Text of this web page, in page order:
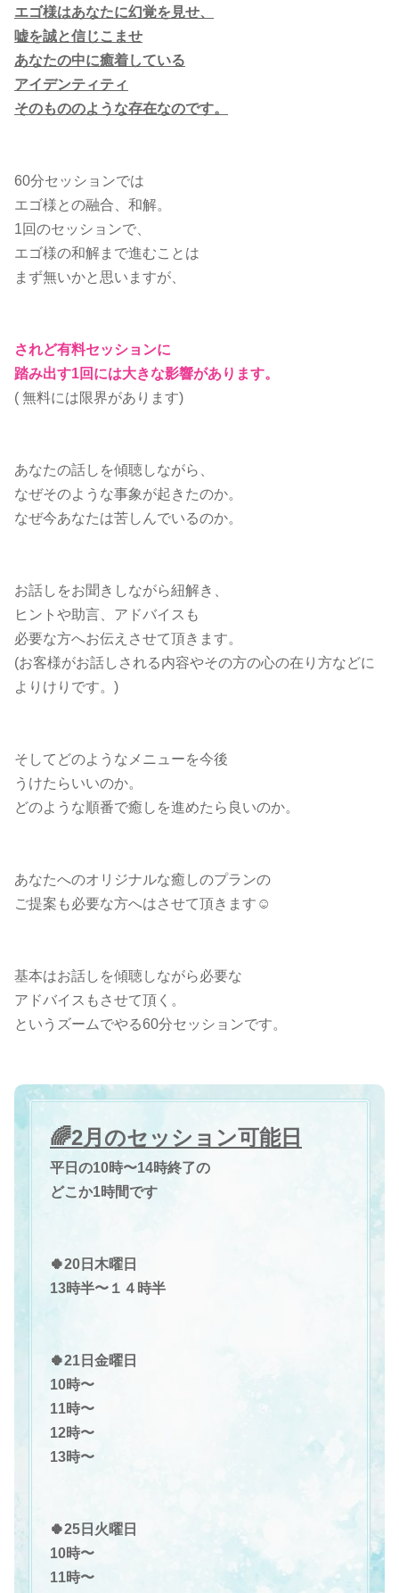
エゴ様はあなたに幻覚を見せ、
嘘を誠と信じこませ
あなたの中に癒着している
アイデンティティ
そのもののような存在なのです。
60分セッションでは
エゴ様との融合、和解。
1回のセッションで、
エゴ様の和解まで進むことは
まず無いかと思いますが、
されど有料セッションに
踏み出す1回には大きな影響があります。
( 無料には限界があります)
あなたの話しを傾聴しながら、
なぜそのような事象が起きたのか。
なぜ今あなたは苦しんでいるのか。
お話しをお聞きしながら紐解き、
ヒントや助言、アドバイスも
必要な方へお伝えさせて頂きます。
(お客様がお話しされる内容やその方の心の在り方などに
よりけりです。)
そしてどのようなメニューを今後
うけたらいいのか。
どのような順番で癒しを進めたら良いのか。
あなたへのオリジナルな癒しのプランの
ご提案も必要な方へはさせて頂きます☺️
基本はお話しを傾聴しながら必要な
アドバイスもさせて頂く。
というズームでやる60分セッションです。
🌈2月のセッション可能日
平日の10時〜14時終了の
どこか1時間です
🍀20日木曜日
13時半〜１４時半
🍀21日金曜日
10時〜
11時〜
12時〜
13時〜
🍀25日火曜日
10時〜
11時〜